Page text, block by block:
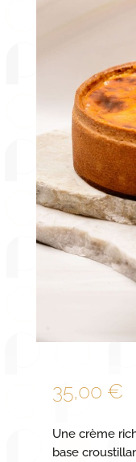
35,00 €
Une crème
base